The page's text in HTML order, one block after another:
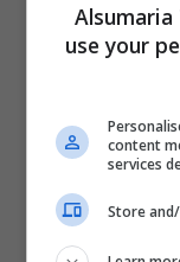
use your
content
services
Store